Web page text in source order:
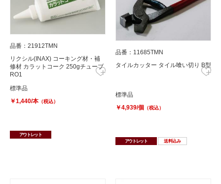
品番：21912TMN
リクシル(INAX) コーキング材・補
修材 カラットコーク 250gチューブ
RO1
標準品
￥1,440/本 （税込）
アウトレット
品番：11685TMN
タイルカッター タイル喰い切り B型
標準品
￥4,939/個
（税込）
アウトレット 送料込み